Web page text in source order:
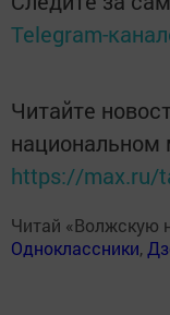
Telegram-
Читайте
https://max.ru/
Читай «Волжскую
Одноклассники,